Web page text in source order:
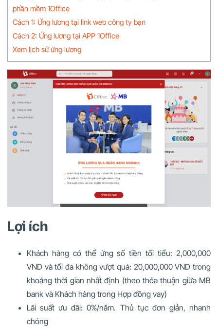
phần mềm 1Office
Cách 1: Ứng lương tại link web công ty bạn
Cách 2: Ứng lương tại APP 1Office
Xem lịch sử ứng lương
Lợi ích
Khách hàng có thể ứng số tiền tối tiểu: 2,000,000
VND và tối đa không vượt quá: 20,000,000 VND trong
khoảng thời gian nhất định (theo thỏa thuận giữa MB
bank và Khách hàng trong Hợp đồng vay)
Lãi suất ưu đãi: 0%/năm. Thủ tục đơn giản, nhanh
chóng